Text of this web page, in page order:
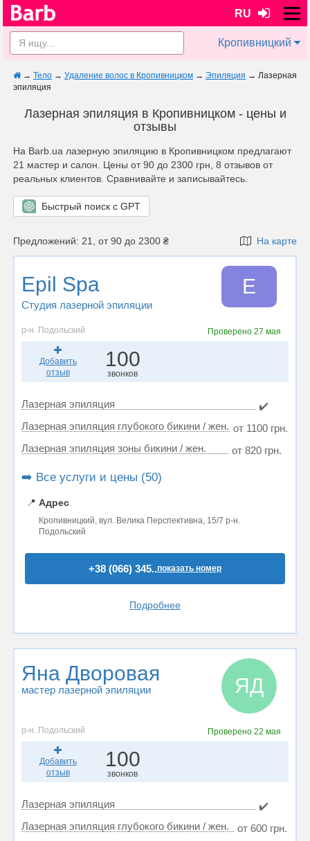
RU
Кропивницкий
→ Тело → Удаление волос в Кропивницком → Эпиляция → Лазерная
эпиляция
Лазерная эпиляция в Кропивницком - цены и
отзывы
На Barb.ua лазерную эпиляцию в Кропивницком предлагают
21 мастер и салон. Цены от 90 до 2300 грн, 8 отзывов от
реальных клиентов. Сравнивайте и записывайтесь.
Быстрый поиск с GPT
Предложений: 21, от 90 до 2300 ₴ На карте
Epil Spa
Студия лазерной эпиляции
E
р-н. Подольский Проверено 27 мая
Добавить
отзыв
100
звонков
Лазерная эпиляция
✔️
Лазерная эпиляция глубокого бикини / жен. от 1100 грн.
Лазерная эпиляция зоны бикини / жен.
от 820 грн.
➡️ Все услуги и цены (50)
📍 Адрес
Кропивницкий, вул. Велика Перспективна, 15/7 р-н.
Подольский
+38 (066) 345..показать номер
Подробнее
Яна Дворовая
мастер лазерной эпиляции ЯД
р-н. Подольский Проверено 22 мая
Добавить
отзыв
100
звонков
Лазерная эпиляция
✔️
Лазерная эпиляция глубокого бикини / жен.
от 600 грн.